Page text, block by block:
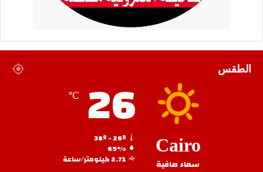
الطقس
Cairo
سماء صافية
26
℃
69%
2.71 كيلومتر/ساعة